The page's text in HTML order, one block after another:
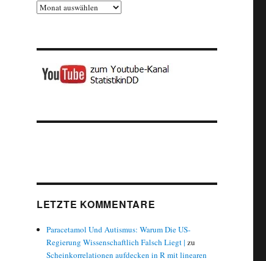
Archiv
LETZTE KOMMENTARE
Paracetamol Und Autismus: Warum Die US-
Regierung Wissenschaftlich Falsch Liegt | zu
Scheinkorrelationen aufdecken in R mit linearen